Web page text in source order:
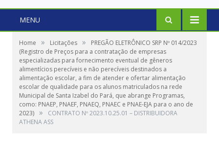
MENU
Home » Licitações »
PREGÃO ELETRÔNICO SRP Nº 014/2023
(Registro de Preços para a contratação de empresas
especializadas para fornecimento eventual de gêneros
alimentícios perecíveis e não perecíveis destinados a
alimentação escolar, a fim de atender e ofertar alimentação
escolar de qualidade para os alunos matriculados na rede
Municipal de Santa Izabel do Pará, que abrange Programas,
como: PNAEP, PNAEF, PNAEQ, PNAEC e PNAE-EJA para o ano de
2023) »
CONTRATO Nº 2023.10.25.01 – DISTRIBUIDORA
ATHENA ASS